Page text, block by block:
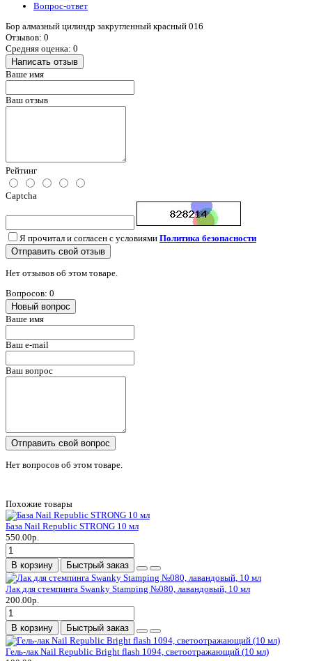
Вопрос-ответ
Бор алмазный цилиндр закругленный красный 016
Отзывов: 0
Средняя оценка: 0
Написать отзыв
Ваше имя
Ваш отзыв
Рейтинг
Captcha
Я прочитал и согласен с условиями Политика безопасности
Отправить свой отзыв
Нет отзывов об этом товаре.
Вопросов: 0
Новый вопрос
Ваше имя
Ваш e-mail
Ваш вопрос
Отправить свой вопрос
Нет вопросов об этом товаре.
Похожие товары
База Nail Republic STRONG 10 мл
550.00р.
В корзину Быстрый заказ
Лак для стемпинга Swanky Stamping №080, лавандовый, 10 мл
200.00р.
В корзину Быстрый заказ
Гель-лак Nail Republic Bright flash 1094, светоотражающий (10 мл)